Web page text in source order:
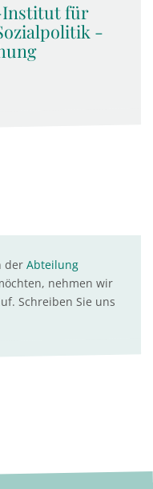
Institut für
-
der Abteilung
nehmen wir
Schreiben Sie uns